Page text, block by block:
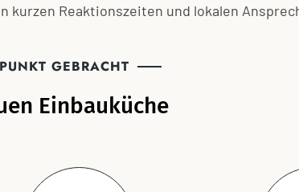
Reaktionszeiten und lokalen
GEBRACHT
Einbauküche